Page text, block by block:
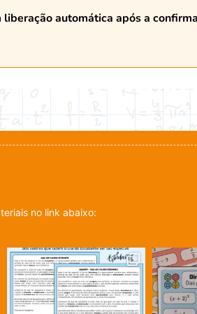
liberação automática após a
no link abaixo: